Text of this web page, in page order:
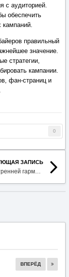
с аудиторией.
обеспечить
кампаний.
правильный
значение.
стратегии,
кампании.
фан-страниц и
0
ЗАПИСЬ
Путь к внутренней гармонии
ВПЕРЁД